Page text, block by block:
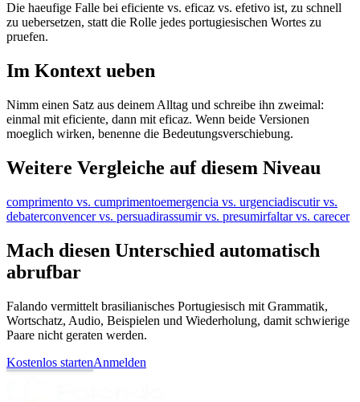
Die haeufige Falle bei eficiente vs. eficaz vs. efetivo ist, zu schnell
zu uebersetzen, statt die Rolle jedes portugiesischen Wortes zu
pruefen.
Im Kontext ueben
Nimm einen Satz aus deinem Alltag und schreibe ihn zweimal:
einmal mit eficiente, dann mit eficaz. Wenn beide Versionen
moeglich wirken, benenne die Bedeutungsverschiebung.
Weitere Vergleiche auf diesem Niveau
comprimento vs. cumprimentoemergencia vs. urgenciadiscutir vs.
debaterconvencer vs. persuadirassumir vs. presumirfaltar vs. carecer
Mach diesen Unterschied automatisch
abrufbar
Falando vermittelt brasilianisches Portugiesisch mit Grammatik,
Wortschatz, Audio, Beispielen und Wiederholung, damit schwierige
Paare nicht geraten werden.
Kostenlos startenAnmelden